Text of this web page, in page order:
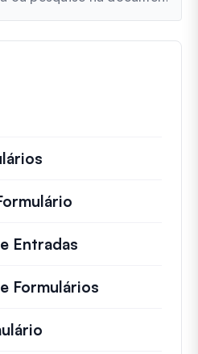
Entradas
Formulários